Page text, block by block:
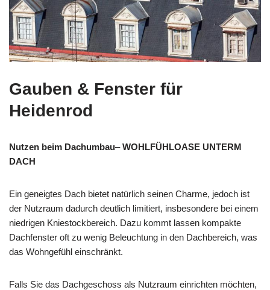
Gauben & Fenster für
Heidenrod
Nutzen beim Dachumbau–WOHLFÜHLOASE UNTERM
DACH
Ein geneigtes Dach bietet natürlich seinen Charme, jedoch ist
der Nutzraum dadurch deutlich limitiert, insbesondere bei einem
niedrigen Kniestockbereich. Dazu kommt lassen kompakte
Dachfenster oft zu wenig Beleuchtung in den Dachbereich, was
das Wohngefühl einschränkt.
Falls Sie das Dachgeschoss als Nutzraum einrichten möchten,